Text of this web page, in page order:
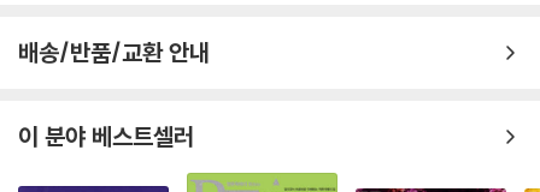
배송/반품/교환 안내
이 분야 베스트셀러